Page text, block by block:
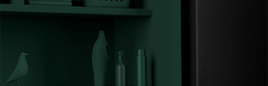
trockner
gefrierschrank